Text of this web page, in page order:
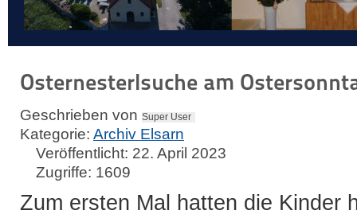
Osternesterlsuche am
Geschrieben von Super User
Kategorie: Archiv Elsarn
Veröffentlicht: 22. April 2023
Zugriffe: 1609
Zum ersten Mal hatten die Kinder